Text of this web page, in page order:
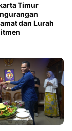
Timur
dan Lurah